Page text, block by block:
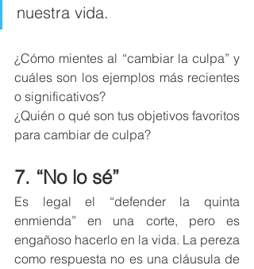
nuestra vida.
¿Cómo mientes al “cambiar la culpa” y
cuáles son los ejemplos más recientes
o significativos?
¿Quién o qué son tus objetivos favoritos
para cambiar de culpa?
7. “No lo sé”
Es legal el “defender la quinta
enmienda” en una corte, pero es
engañoso hacerlo en la vida. La pereza
como respuesta no es una cláusula de